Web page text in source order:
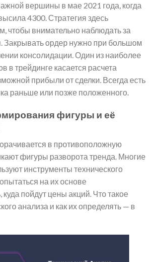
вершины в мае 2021 года, когда
4300. Стратегия здесь
чтобы внимательно наблюдать за
Закрывать ордер нужно при большом
консолидации. Один из наиболее
в трейдинге касается расчета
прибыли от сделки. Всегда есть
раньше или позже положенного.
фигуры и её
в противоположную
фигуры разворота тренда. Многие
инструменты технического
на их основе
куда пойдут цены акций. Что такое
анализа и как их определять — в